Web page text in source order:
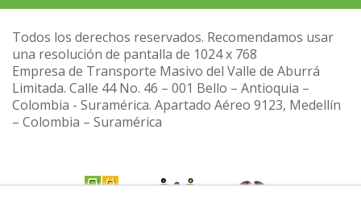
Todos los derechos reservados. Recomendamos usar
una resolución de pantalla de 1024 x 768
Empresa de Transporte Masivo del Valle de Aburrá
Limitada. Calle 44 No. 46 – 001 Bello – Antioquia –
Colombia - Suramérica. Apartado Aéreo 9123, Medellín
– Colombia – Suramérica